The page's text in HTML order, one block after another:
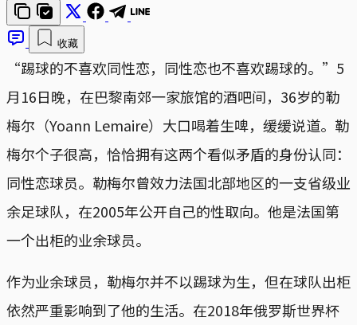
收藏
“踢球的不喜欢同性恋，同性恋也不喜欢踢球的。”5
月16日晚，在巴黎南郊一家旅馆的酒吧间，36岁的勒
梅尔（Yoann Lemaire）大口喝着生啤，缓缓说道。勒
梅尔个子很高，恰恰拥有这两个看似矛盾的身份认同：
同性恋球员。勒梅尔曾效力法国北部地区的一支省级业
余足球队，在2005年公开自己的性取向。他是法国第
一个出柜的业余球员。
作为业余球员，勒梅尔并不以踢球为生，但在球队出柜
依然严重影响到了他的生活。在2018年俄罗斯世界杯